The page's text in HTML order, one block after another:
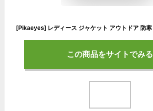
この商品をサイトでみる